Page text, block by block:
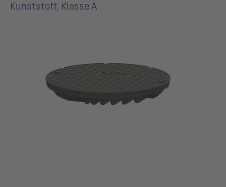
Kunststoff, Klasse A